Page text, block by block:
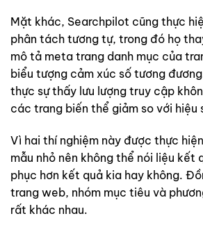
Mặt khác, Searchpilot cũng thực
phân tách tương tự, trong đó họ
mô tả meta trang danh mục của
biểu tượng cảm xúc số tương
thực sự thấy lưu lượng truy cập
các trang biến thể giảm so với hiệu
Vì hai thí nghiệm này được thực
mẫu nhỏ nên không thể nói liệu kết
phục hơn kết quả kia hay không.
trang web, nhóm mục tiêu và
rất khác nhau.